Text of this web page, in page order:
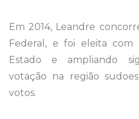
Em 2014, Leandre
Federal, e foi eleita com
Estado e ampliando
votação na região
votos.